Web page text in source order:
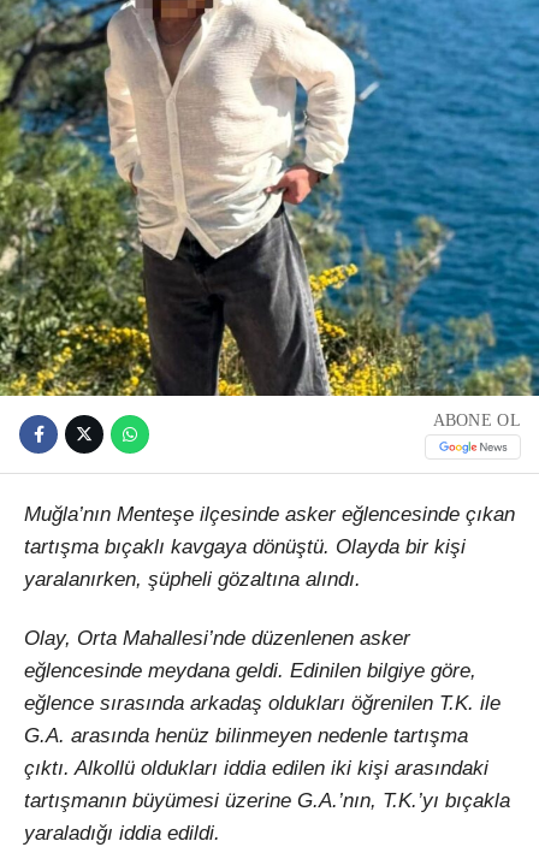
ABONE OL
Muğla’nın Menteşe ilçesinde asker eğlencesinde çıkan
tartışma bıçaklı kavgaya dönüştü. Olayda bir kişi
yaralanırken, şüpheli gözaltına alındı.
Olay, Orta Mahallesi’nde düzenlenen asker
eğlencesinde meydana geldi. Edinilen bilgiye göre,
eğlence sırasında arkadaş oldukları öğrenilen T.K. ile
G.A. arasında henüz bilinmeyen nedenle tartışma
çıktı. Alkollü oldukları iddia edilen iki kişi arasındaki
tartışmanın büyümesi üzerine G.A.’nın, T.K.’yı bıçakla
yaraladığı iddia edildi.